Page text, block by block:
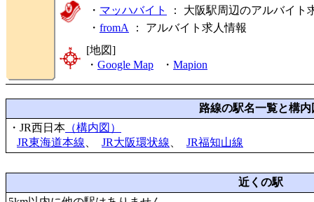
・ マッハバイト
： 大阪駅周辺のアルバイト
・ fromA ： アルバイト求人情報
[地図]
・ Google Map ・ Mapion
路線の駅名一覧と構内
・JR西日本 （構内図）
JR東海道本線
JR大阪環状線 JR福知山線
近くの駅